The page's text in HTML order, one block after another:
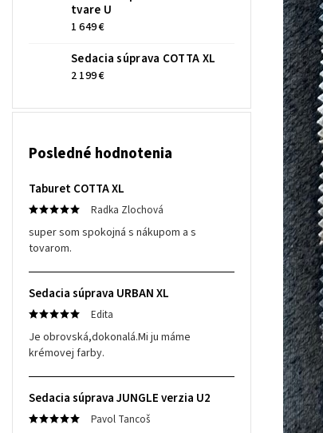
tvare U
1 649 €
Sedacia súprava COTTA XL
2 199 €
Posledné hodnotenia
Taburet COTTA XL
Radka Zlochová
super som spokojná s nákupom a s
tovarom.
Sedacia súprava URBAN XL
Edita
Je obrovská,dokonalá.Mi ju máme
krémovej farby.
Sedacia súprava JUNGLE verzia U2
Pavol Tancoš